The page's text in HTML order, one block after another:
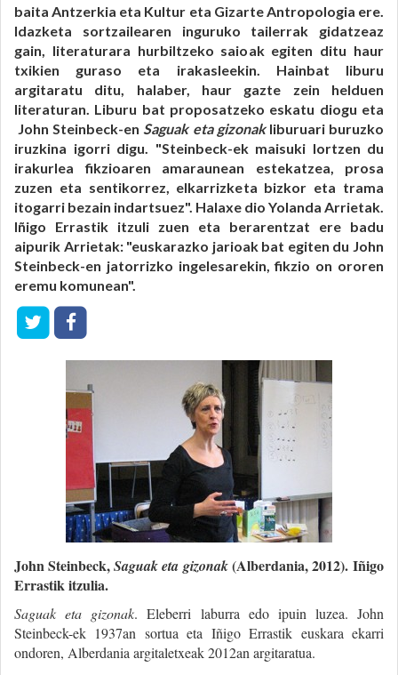
baita Antzerkia eta Kultur eta Gizarte Antropologia ere.
Idazketa sortzailearen inguruko tailerrak gidatzeaz
gain, literaturara hurbiltzeko saioak egiten ditu haur
txikien guraso eta irakasleekin. Hainbat liburu
argitaratu ditu, halaber, haur gazte zein helduen
literaturan. Liburu bat proposatzeko eskatu diogu eta
John Steinbeck-enSaguak eta gizonak liburuari buruzko
iruzkina igorri digu. "Steinbeck-ek maisuki lortzen du
irakurlea fikzioaren amaraunean estekatzea, prosa
zuzen eta sentikorrez, elkarrizketa bizkor eta trama
itogarri bezain indartsuez". Halaxe dio Yolanda Arrietak.
Iñigo Errastik itzuli zuen eta berarentzat ere badu
aipurik Arrietak: "euskarazko jarioak bat egiten du John
Steinbeck-en jatorrizko ingelesarekin, fikzio on ororen
eremu komunean".
John Steinbeck,Saguak eta gizonak(Alberdania, 2012). Iñigo
Errastik itzulia.
Saguak eta gizonak. Eleberri laburra edo ipuin luzea. John
Steinbeck-ek 1937an sortua eta Iñigo Errastik euskara ekarri
ondoren, Alberdania argitaletxeak 2012an argitaratua.